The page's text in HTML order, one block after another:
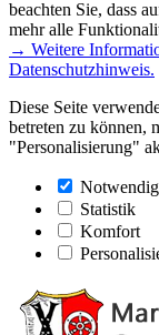
beachten Sie, dass
mehr alle
→ Weitere
Datenschutzhinweis.
Diese Seite
betreten zu können,
"Personalisierung"
Notwendig
Statistik
Komfort